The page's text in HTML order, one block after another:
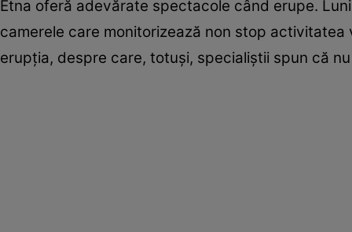
Etna oferă adevărate spectacole când erupe.
camerele care monitorizează non stop
erupția, despre care, totuși, specialiștii spun că